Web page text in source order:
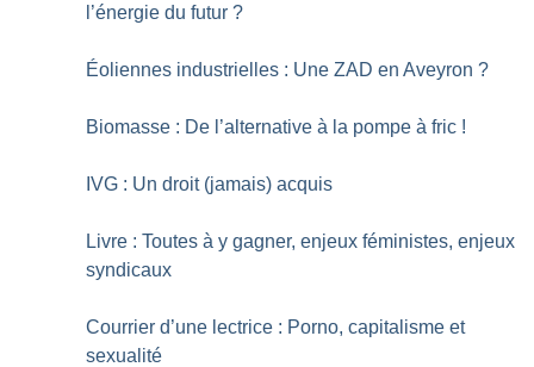
l’énergie du futur ?
Éoliennes industrielles : Une ZAD en Aveyron ?
Biomasse : De l’alternative à la pompe à fric !
IVG : Un droit (jamais) acquis
Livre : Toutes à y gagner, enjeux féministes, enjeux
syndicaux
Courrier d’une lectrice : Porno, capitalisme et
sexualité